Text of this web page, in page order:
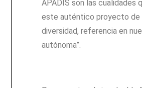
APADIS son las cualidades
este auténtico proyecto de
diversidad, referencia en
autónoma”.